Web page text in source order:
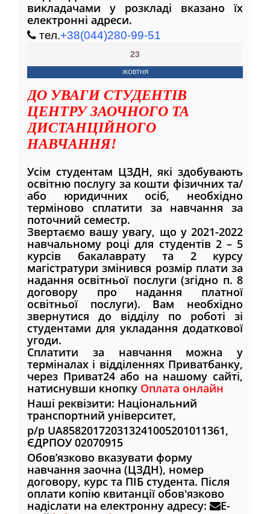
викладачами у розкладі вказано їх
електронні адреси.
тел.+38(044)280-99-51
23
ЖОВТНЯ
ДО УВАГИ СТУДЕНТІВ
ЦЕНТРУ ЗАОЧНОГО ТА
ДИСТАНЦІЙНОГО
НАВЧАННЯ!
Усім студентам ЦЗДН, які здобувають
освітню послугу за кошти фізичних та/
або юридичних осіб, необхідно
терміново сплатити за навчання за
поточний семестр.
Звертаємо вашу увагу, що у 2021-2022
навчальному році для студентів 2 – 5
курсів бакалаврату та 2 курсу
магістратури змінився розмір плати за
надання освітньої послуги (згідно п. 8
договору про надання платної
освітньої послуги). Вам необхідно
звернутися до відділу по роботі зі
студентами для укладання додаткової
угоди.
Сплатити за навчання можна у
терміналах і відділеннях Приватбанку,
через Приват24 або на нашому сайті,
натиснувши кнопку Оплата онлайн
Наші реквізити: Національний
транспортний університет,
р/р UA858201720313241005201011361,
ЄДРПОУ 02070915
Обов’язково вказувати форму
навчання заочна (ЦЗДН), номер
договору, курс та ПІБ студента. Після
оплати копію квитанції обов'язково
надіслати на електронну адресу:
E-